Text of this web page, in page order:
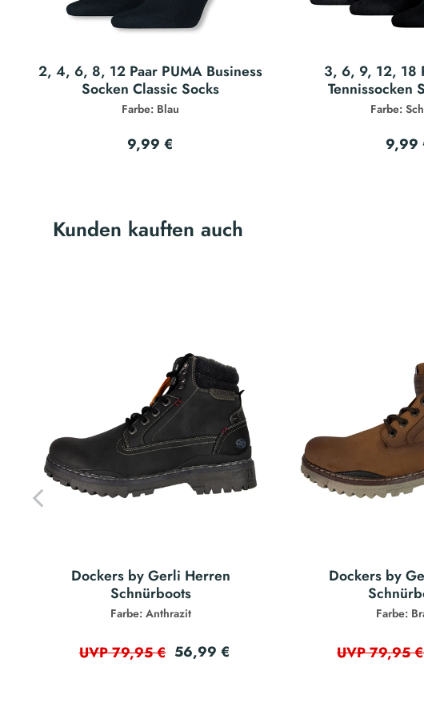
2, 4, 6, 8, 12 Paar PUMA Business
Socken Classic Socks
Farbe: Blau
9,99 €
3, 6, 9, 12, 18
Tennissocken
Farbe:
9,99
Kunden kauften auch
Dockers by Gerli Herren
Schnürboots
Farbe: Anthrazit
UVP 79,95 € 56,99 €
Dockers by
Farbe:
UVP 79,95 €